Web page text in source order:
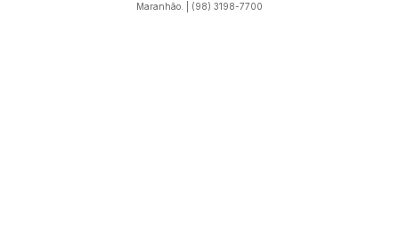
Maranhão. | (98) 3198-7700